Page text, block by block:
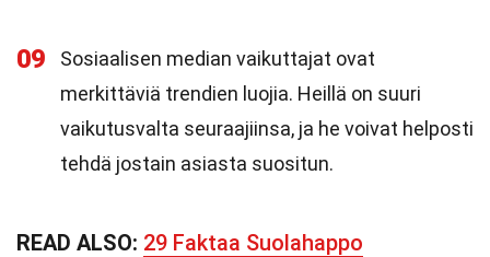
09
Sosiaalisen median vaikuttajat ovat
merkittäviä trendien luojia. Heillä on suuri
vaikutusvalta seuraajiinsa, ja he voivat helposti
tehdä jostain asiasta suositun.
READ ALSO: 29 Faktaa Suolahappo